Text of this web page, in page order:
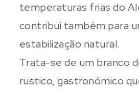
temperaturas frias do
contribui também para
estabilização natural.
Trata-se de um branco
rustico, gastronómico